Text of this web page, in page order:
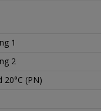
1
2
20°C (PN)